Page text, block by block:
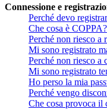
Connessione e
Perché devo
Che cosa è COPPA?
Perché non riesco a
Mi sono registrato
Perché non riesco a
Mi sono registrato
Ho perso la mia
Perché vengo
Che cosa provoca il